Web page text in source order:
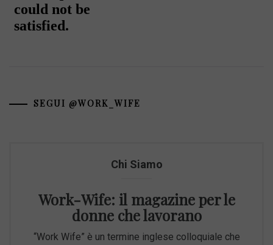
SEGUI @WORK_WIFE
Chi Siamo
Work-Wife: il magazine per le
donne che lavorano
“Work Wife” è un termine inglese colloquiale che